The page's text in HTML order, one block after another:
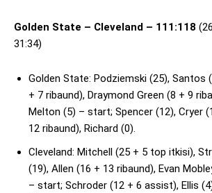
Golden State – Cleveland – 111:118
31:34)
Golden State: Podziemski (25), Santos
+ 7 ribaund), Draymond Green (8 + 9
Melton (5) – start; Spencer (12), Cryer
12 ribaund), Richard (0).
Cleveland: Mitchell (25 + 5 top itkisi),
(19), Allen (16 + 13 ribaund), Evan
– start; Schroder (12 + 6 assist), Ellis